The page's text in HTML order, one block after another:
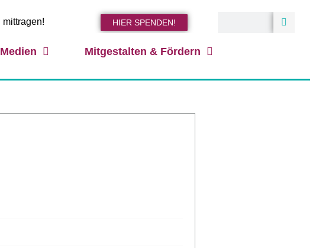
HIER SPENDEN!
Medien Mitgestalten & Fördern